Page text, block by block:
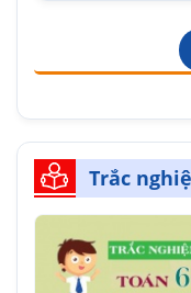
Trắc